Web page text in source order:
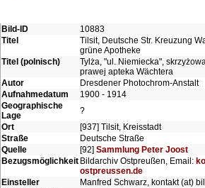
Bild-ID
10883
Titel
Tilsit, Deutsche Str. Kreuzung
grüne Apotheke
Titel (polnisch)
Tylża, "ul. Niemiecka",
prawej apteka Wächtera
Autor
Dresdener Photochrom-Anstalt
Aufnahmedatum
1900 - 1914
Geographische
Lage
?
Ort
[937] Tilsit, Kreisstadt
Straße
Deutsche Straße
Quelle
[92] Sammlung Peter Joost
Bezugsmöglichkeit Bildarchiv Ostpreußen, Email:
ostpreussen.de
Einsteller
Manfred Schwarz, kontakt (at)